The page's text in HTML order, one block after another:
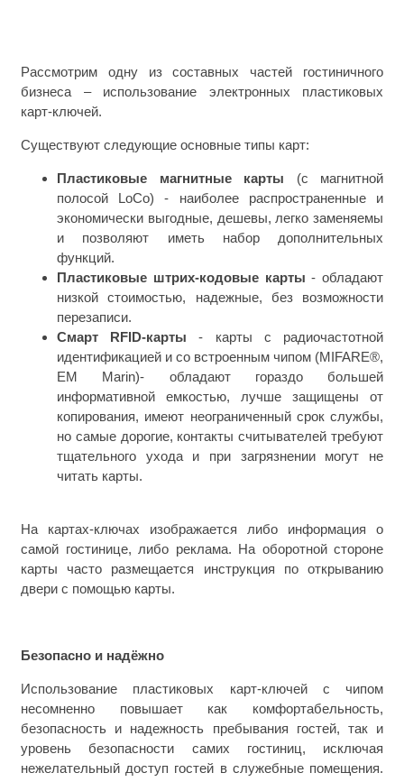
Рассмотрим одну из составных частей гостиничного
бизнеса – использование электронных пластиковых
карт-ключей.
Существуют следующие основные типы карт:
Пластиковые магнитные карты (с магнитной
полосой LoCo) - наиболее распространенные и
экономически выгодные, дешевы, легко заменяемы
и позволяют иметь набор дополнительных
функций.
Пластиковые штрих-кодовые карты - обладают
низкой стоимостью, надежные, без возможности
перезаписи.
Смарт RFID-карты - карты с радиочастотной
идентификацией и со встроенным чипом (MIFARE®,
EM Marin)- обладают гораздо большей
информативной емкостью, лучше защищены от
копирования, имеют неограниченный срок службы,
но самые дорогие, контакты считывателей требуют
тщательного ухода и при загрязнении могут не
читать карты.
На картах-ключах изображается либо информация о
самой гостинице, либо реклама. На оборотной стороне
карты часто размещается инструкция по открыванию
двери с помощью карты.
Безопасно и надёжно
Использование пластиковых карт-ключей с чипом
несомненно повышает как комфортабельность,
безопасность и надежность пребывания гостей, так и
уровень безопасности самих гостиниц, исключая
нежелательный доступ гостей в служебные помещения.